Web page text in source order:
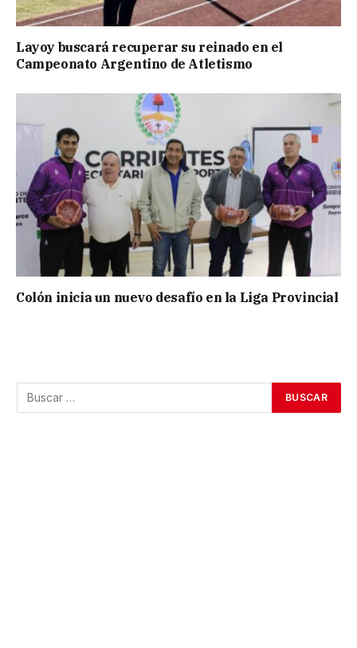
Layoy buscará recuperar su reinado en el
Campeonato Argentino de Atletismo
Colón inicia un nuevo desafío en la Liga Provincial